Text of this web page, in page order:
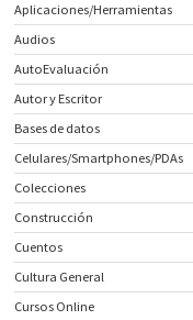
Aplicaciones/Herramientas
Audios
AutoEvaluación
Autor y Escritor
Bases de datos
Celulares/Smartphones/PDAs
Colecciones
Construcción
Cuentos
Cultura General
Cursos Online